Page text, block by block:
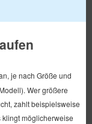
je nach Größe und
Wer größere
zahlt beispielsweise
möglicherweise